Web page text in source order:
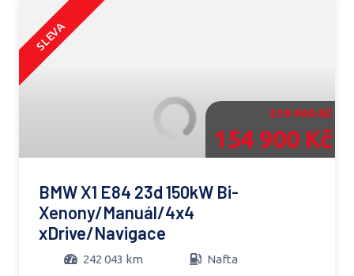
SLEVA
219 900 Kč
154 900 Kč
BMW X1 E84 23d 150kW Bi-
Xenony/Manuál/4x4
xDrive/Navigace
242 043 km
Nafta